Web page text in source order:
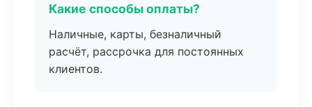
Какие способы оплаты?
Наличные, карты, безналичный
расчёт, рассрочка для постоянных
клиентов.